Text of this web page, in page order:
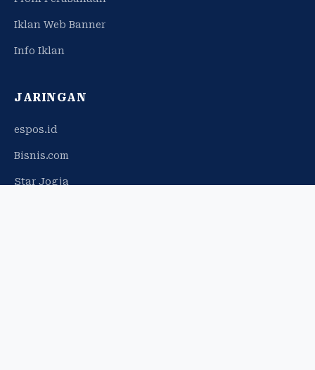
Iklan Web Banner
Info Iklan
JARINGAN
espos.id
Bisnis.com
Star Jogja